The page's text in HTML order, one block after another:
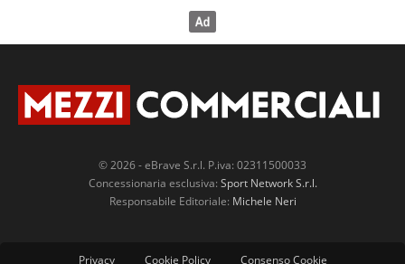
© 2026 - eBrave S.r.l. P.iva: 02311500033
Concessionaria esclusiva: Sport Network S.r.l.
Responsabile Editoriale: Michele Neri
Privacy Cookie Policy Consenso Cookie